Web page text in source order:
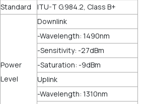
Standard
ITU-T G.984.2, Class B+
Power
Level
Downlink
-Wavelength: 1490nm
-Sensitivity: -27dBm
-Saturation: -9dBm
Uplink
-Wavelength: 1310nm